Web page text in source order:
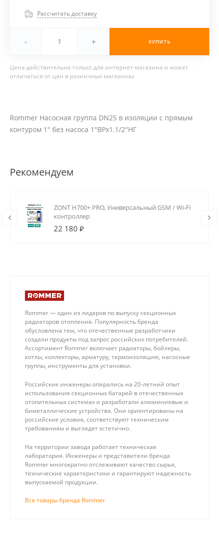
Рассчитать доставку
- + КУПИТЬ
Цена действительна только для интернет-магазина и может
отличаться от цен в розничных магазинах
Rommer Насосная группа DN25 в изоляции с прямым
контуром 1" без насоса 1"ВРх1.1/2"НГ
Рекомендуем
ZONT H700+ PRO, Универсальный GSM / Wi-Fi
контроллер
22 180 ₽
Rommer — один из лидеров по выпуску секционных
радиаторов отопления. Популярность бренда
обусловлена тем, что отечественные разработчики
создали продукты под запрос российских потребителей.
Ассортимент Rommer включает радиаторы, бойлеры,
котлы, коллекторы, арматуру, термоизоляцию, насосные
группы, инструменты для установки.
Российские инженеры опирались на 20-летний опыт
использования секционных батарей в отечественных
отопительных системах и разработали алюминиевые и
биметаллические устройства. Они ориентированы на
российские условия, соответствуют техническим
требованиям и выглядят эстетично.
На территории завода работает техническая
лаборатория. Инженеры и представители бренда
Rommer многократно отслеживают качество сырья,
технические характеристики и гарантируют надежность
выпускаемой продукции.
Все товары бренда Rommer